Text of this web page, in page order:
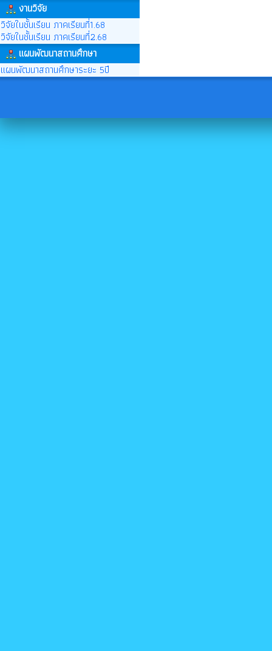
งานวิจัย
วิจัยในชั้นเรียน ภาคเรียนที่1.68
วิจัยในชั้นเรียน ภาคเรียนที่2.68
แผนพัฒนาสถานศึกษา
แผนพัฒนาสถานศึกษาระยะ 5ปี